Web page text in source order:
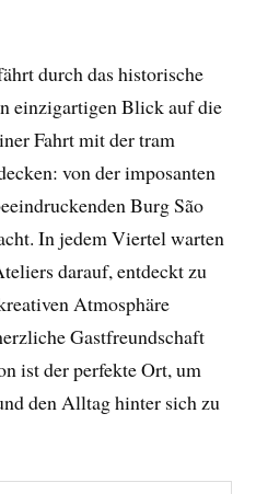
durch das historische
einzigartigen Blick auf die
Fahrt mit der tram
von der imposanten
Burg São
In jedem Viertel warten
darauf, entdeckt zu
Atmosphäre
Gastfreundschaft
ist der perfekte Ort, um
den Alltag hinter sich zu